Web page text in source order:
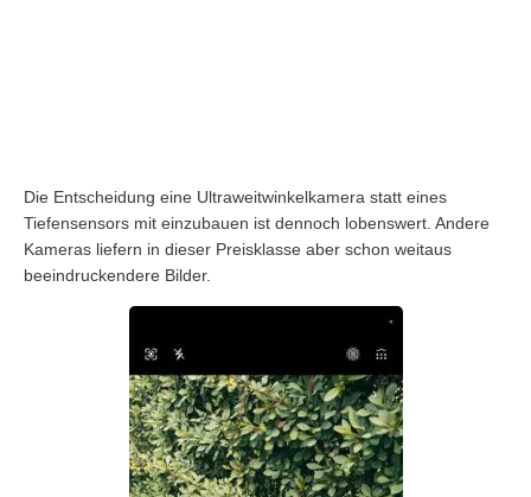
Die Entscheidung eine Ultraweitwinkelkamera statt eines
Tiefensensors mit einzubauen ist dennoch lobenswert. Andere
Kameras liefern in dieser Preisklasse aber schon weitaus
beeindruckendere Bilder.